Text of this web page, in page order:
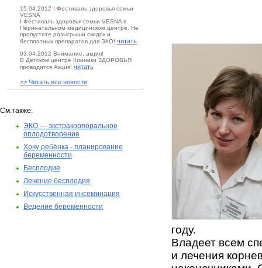
15.04.2012 I Фестиваль здоровья семьи
VESNA
I Фестиваль здоровья семьи VESNA в
Перинатальном медицинском центре. Не
пропустите розыгрыши скидок и
бесплатных препаратов для ЭКО! читать
03.04.2012 Внимание, акция!
В Детском центре Клиники ЗДОРОВЬЯ
проводится Акция! читать
>> Читать все новости
См.также:
ЭКО — экстракорпоральное
оплодотворение
Хочу ребёнка - планирование
беременности
Бесплодие
Лечение бесплодия
Искусственная инсеминация
Ведение беременности
году.
Владеет всем
и лечения